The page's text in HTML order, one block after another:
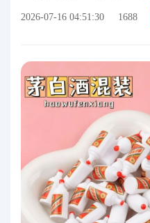
2026-07-16 04:51:30 1688